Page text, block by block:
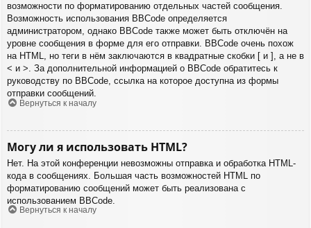
возможности по форматированию отдельных частей сообщения.
Возможность использования BBCode определяется
администратором, однако BBCode также может быть отключён на
уровне сообщения в форме для его отправки. BBCode очень похож
на HTML, но теги в нём заключаются в квадратные скобки [ и ], а не в
< и >. За дополнительной информацией о BBCode обратитесь к
руководству по BBCode, ссылка на которое доступна из формы
отправки сообщений.
Вернуться к началу
Могу ли я использовать HTML?
Нет. На этой конференции невозможны отправка и обработка HTML-
кода в сообщениях. Большая часть возможностей HTML по
форматированию сообщений может быть реализована с
использованием BBCode.
Вернуться к началу